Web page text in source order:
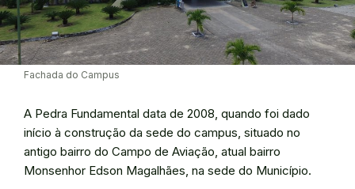
Fachada do Campus
A Pedra Fundamental data de 2008, quando foi dado
início à construção da sede do campus, situado no
antigo bairro do Campo de Aviação, atual bairro
Monsenhor Edson Magalhães, na sede do Município.